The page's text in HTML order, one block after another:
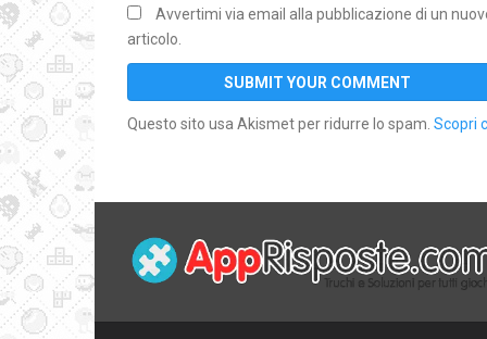
Avvertimi via email alla pubblicazione di un
articolo.
Questo sito usa Akismet per ridurre lo spam. Scopri